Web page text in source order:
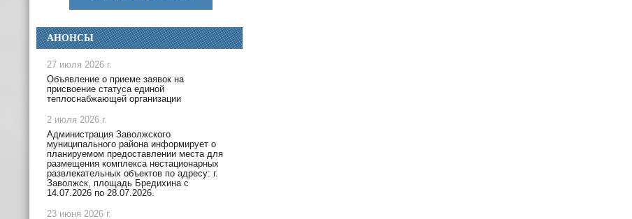
АНОНСЫ
27 июля 2026 г.
Объявление о приеме заявок на
присвоение статуса единой
теплоснабжающей организации
2 июля 2026 г.
Администрация Заволжского
муниципального района информирует о
планируемом предоставлении места для
размещения комплекса нестационарных
развлекательных объектов по адресу: г.
Заволжск, площадь Бредихина с
14.07.2026 по 28.07.2026.
23 июня 2026 г.